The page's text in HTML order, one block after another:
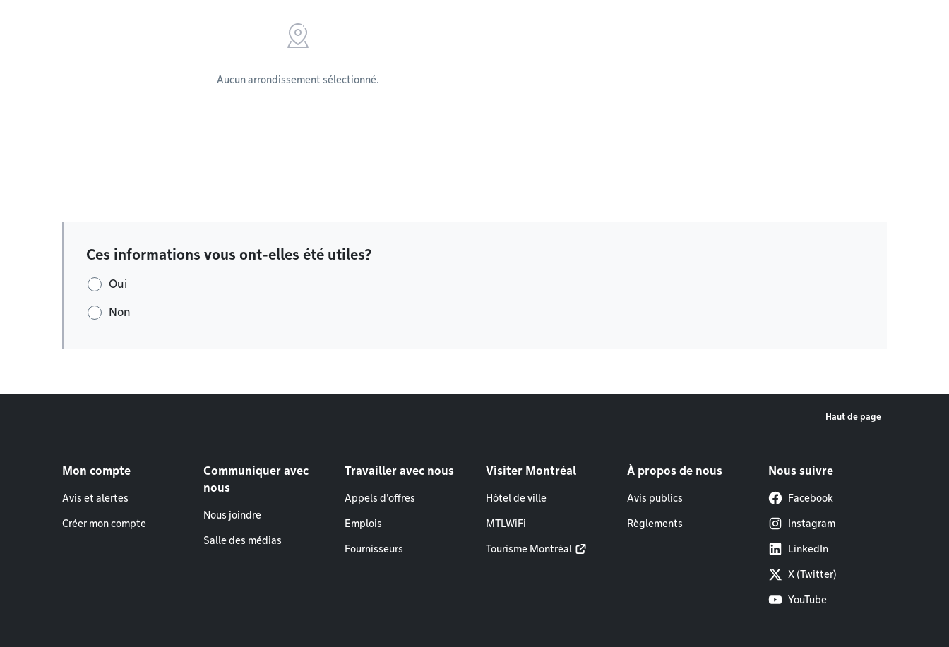
Aucun arrondissement sélectionné.
Ces informations vous ont-elles été utiles?
Oui
Non
Haut de page
Mon compte
Avis et alertes
Créer mon compte
Communiquer avec
nous
Nous joindre
Salle des médias
Travailler avec nous
Appels d'offres
Emplois
Fournisseurs
Visiter Montréal
Hôtel de ville
MTLWiFi
Tourisme Montréal
À propos de nous
Avis publics
Règlements
Nous suivre
Facebook
Instagram
LinkedIn
X (Twitter)
YouTube